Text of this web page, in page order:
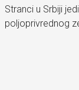
Stranci u Srbiji
poljoprivrednog